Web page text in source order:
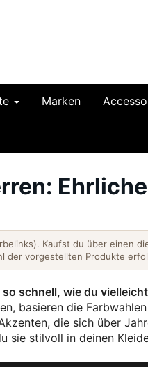
Marken
Kaufst du über einen
der vorgestellten Produkte
schnell, wie du
basieren die
die sich über
sie stilvoll in deinen